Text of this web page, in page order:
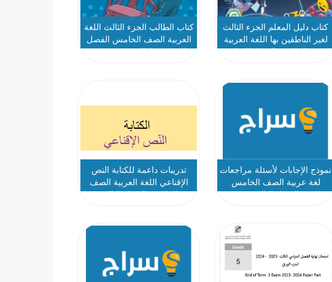
كتاب دليل المعلم الجزء الثالث
لغير الناطقين بها اللغة العربية
الصف الخامس الفصل الدراسي
كتاب الطالب الجزء الثالث اللغة
العربية الصف الخامس الفصل
الدراسي الثالث 2025-2026
نموذج الإجابات لأسئلة مراجعات
لغة عربية الصف الخامس
الفصل الثالث
تدريبات داعمة للكتابة النص
الإقناعي اللغة العربية الصف
الخامس الفصل الثالث